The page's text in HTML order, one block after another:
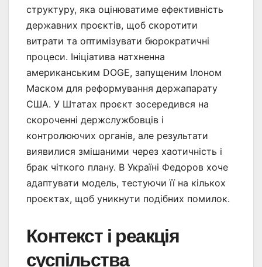
структуру, яка оцінюватиме ефективність
державних проєктів, щоб скоротити
витрати та оптимізувати бюрократичні
процеси. Ініціатива натхненна
американським DOGE, запущеним Ілоном
Маском для реформування держапарату
США. У Штатах проєкт зосередився на
скороченні держслужбовців і
контролюючих органів, але результати
виявилися змішаними через хаотичність і
брак чіткого плану. В Україні Федоров хоче
адаптувати модель, тестуючи її на кількох
проєктах, щоб уникнути подібних помилок.
Контекст і реакція
суспільства